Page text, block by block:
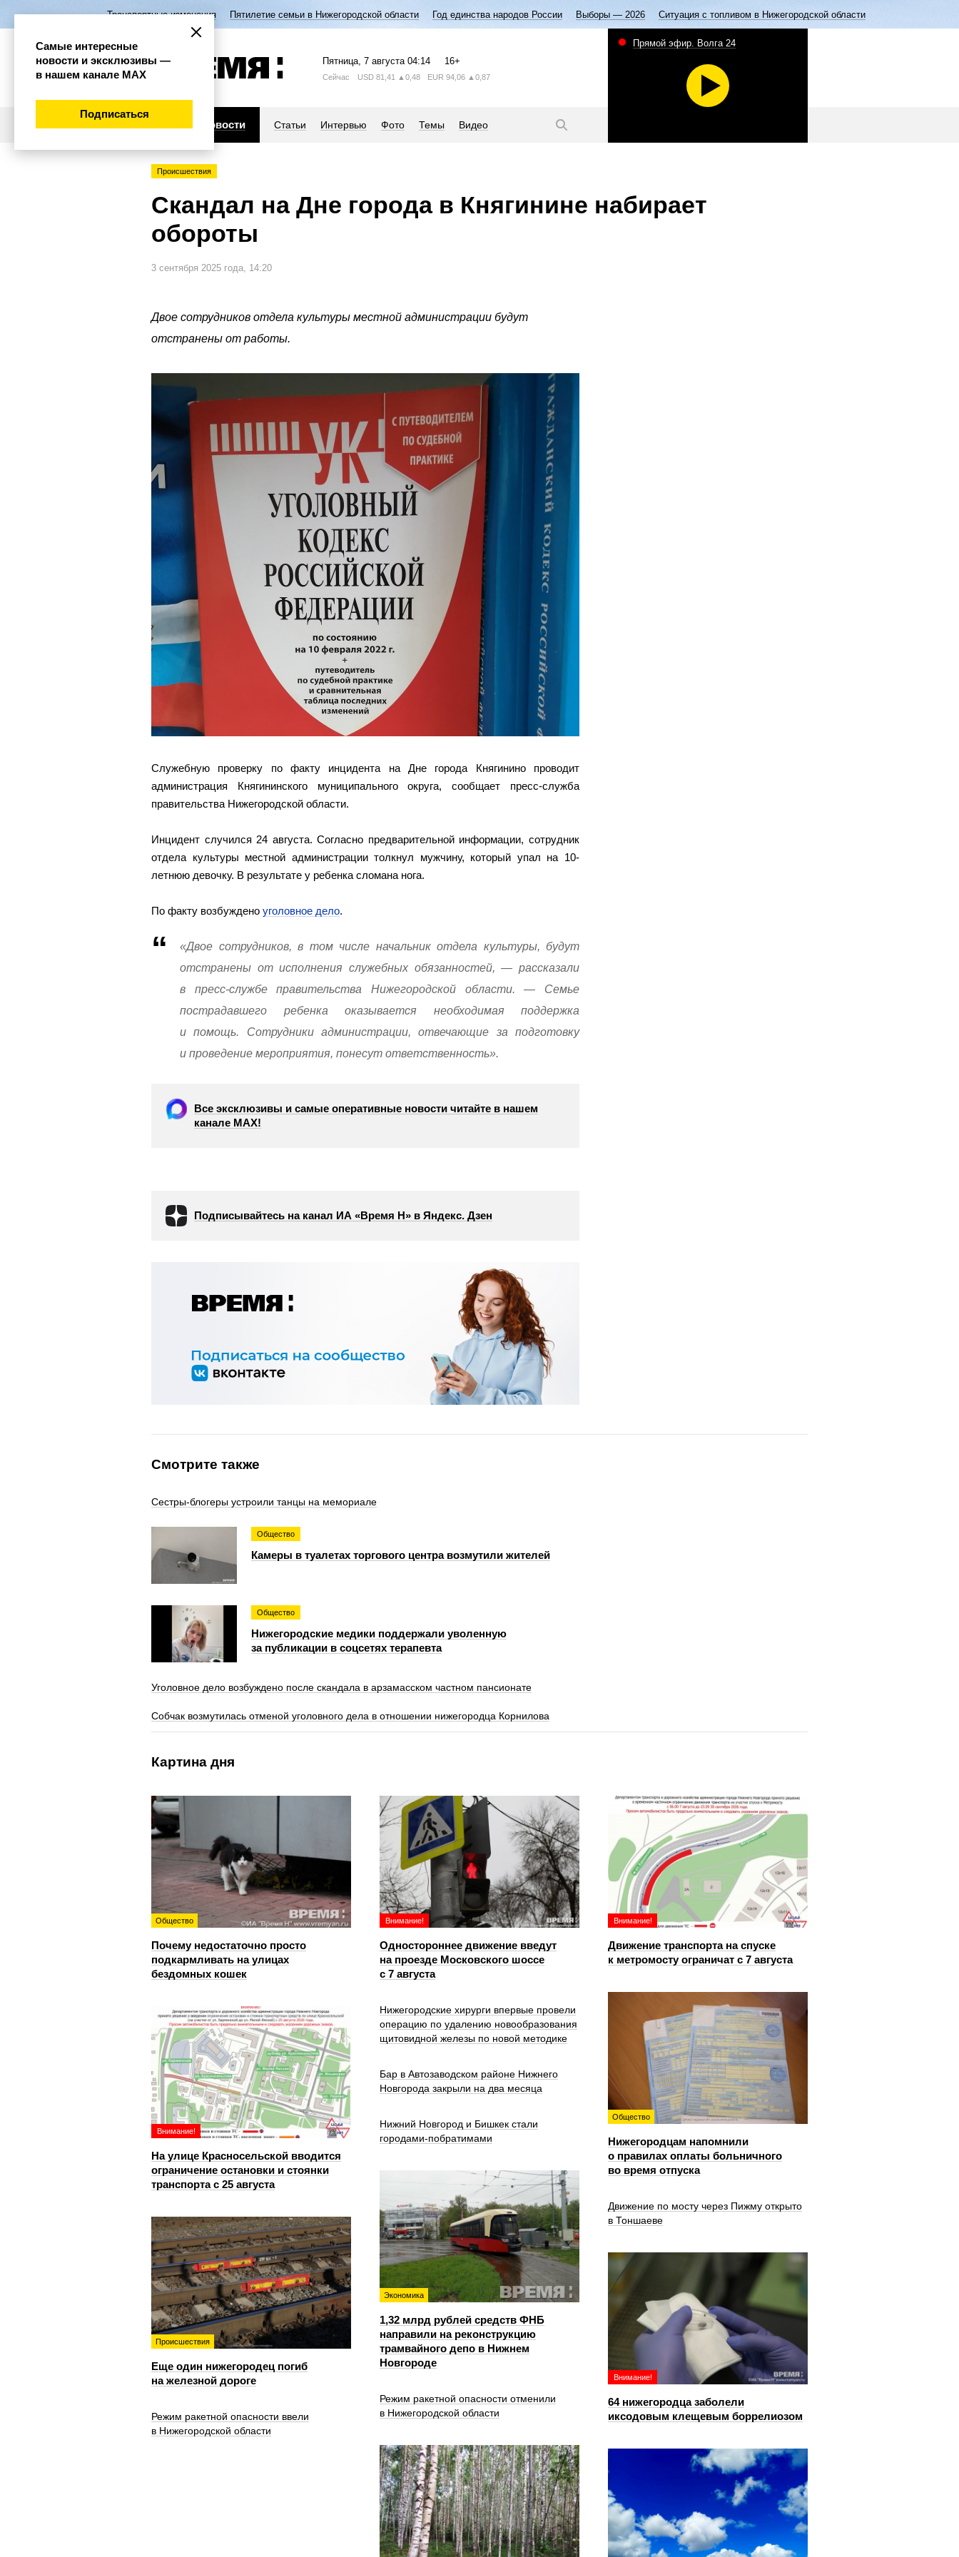
Транспортные изменения Пятилетие семьи в Нижегородской области Год единства народов России Выборы — 2026 Ситуация с топливом в Нижегородской области
Пятница, 7 августа 04:14 16+
Сейчас USD 81,41 ▲0,48 EUR 94,06 ▲0,87
Новости Статьи Интервью Фото Темы Видео
Прямой эфир. Волга 24
Происшествия
Скандал на Дне города в Княгинине набирает
обороты
3 сентября 2025 года, 14:20
Двое сотрудников отдела культуры местной администрации будут
отстранены от работы.
Служебную проверку по факту инцидента на Дне города Княгинино проводит
администрация Княгининского муниципального округа, сообщает пресс-служба
правительства Нижегородской области.
Инцидент случился 24 августа. Согласно предварительной информации, сотрудник
отдела культуры местной администрации толкнул мужчину, который упал на 10-
летнюю девочку. В результате у ребенка сломана нога.
По факту возбуждено уголовное дело.
«Двое сотрудников, в том числе начальник отдела культуры, будут
отстранены от исполнения служебных обязанностей, — рассказали
в пресс-службе правительства Нижегородской области. — Семье
пострадавшего ребенка оказывается необходимая поддержка
и помощь. Сотрудники администрации, отвечающие за подготовку
и проведение мероприятия, понесут ответственность».
Все эксклюзивы и самые оперативные новости читайте в нашем
канале МАХ!
Подписывайтесь на канал ИА «Время Н» в Яндекс. Дзен
Смотрите также
Сестры-блогеры устроили танцы на мемориале
Общество
Камеры в туалетах торгового центра возмутили жителей
Общество
Нижегородские медики поддержали уволенную
за публикации в соцсетях терапевта
Уголовное дело возбуждено после скандала в арзамасском частном пансионате
Собчак возмутилась отменой уголовного дела в отношении нижегородца Корнилова
Картина дня
Общество
Почему недостаточно просто
подкармливать на улицах
бездомных кошек
Внимание!
Одностороннее движение введут
на проезде Московского шоссе
с 7 августа
Внимание!
Движение транспорта на спуске
к метромосту ограничат с 7 августа
Общество
Нижегородцам напомнили
о правилах оплаты больничного
во время отпуска
Внимание!
На улице Красносельской вводится
ограничение остановки и стоянки
транспорта с 25 августа
Нижегородские хирурги впервые провели
операцию по удалению новообразования
щитовидной железы по новой методике
Бар в Автозаводском районе Нижнего
Новгорода закрыли на два месяца
Нижний Новгород и Бишкек стали
городами-побратимами
Экономика
1,32 млрд рублей средств ФНБ
направили на реконструкцию
трамвайного депо в Нижнем
Новгороде
Движение по мосту через Пижму открыто
в Тоншаеве
Происшествия
Еще один нижегородец погиб
на железной дороге
Внимание!
64 нижегородца заболели
иксодовым клещевым боррелиозом
Режим ракетной опасности отменили
в Нижегородской области
Режим ракетной опасности ввели
в Нижегородской области
Самые интересные
новости и эксклюзивы —
в нашем канале МАХ
Подписаться